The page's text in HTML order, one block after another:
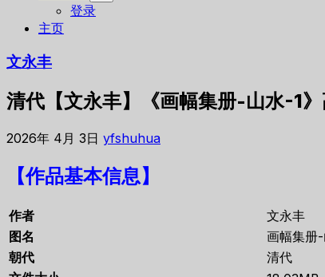
Child
Menu
登录
主页
文永丰
清代【文永丰】《画幅集册-山水-1
2026年 4月 3日 yfshuhua
【作品基本信息】
作者
文永丰
图名
画幅集册
朝代
清代